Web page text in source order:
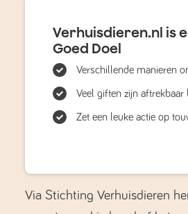
Verhuisdieren.nl is
Goed Doel
Verschillende manieren
Veel giften zijn aftrekbaar
Zet een leuke actie op
Via Stichting Verhuisdieren